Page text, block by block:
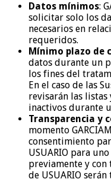
Datos mínimos:
solicitar solo los
necesarios en
requeridos.
Mínimo plazo de
datos durante un
los fines del
En el caso de las
revisarán las
inactivos durante
Transparencia y
momento
consentimiento
USUARIO para
previamente y con
de USUARIO